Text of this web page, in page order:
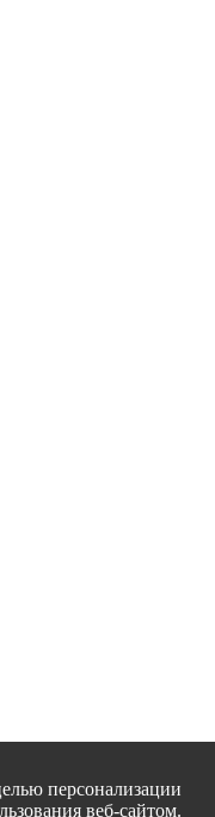
персонализации
веб-сайтом.